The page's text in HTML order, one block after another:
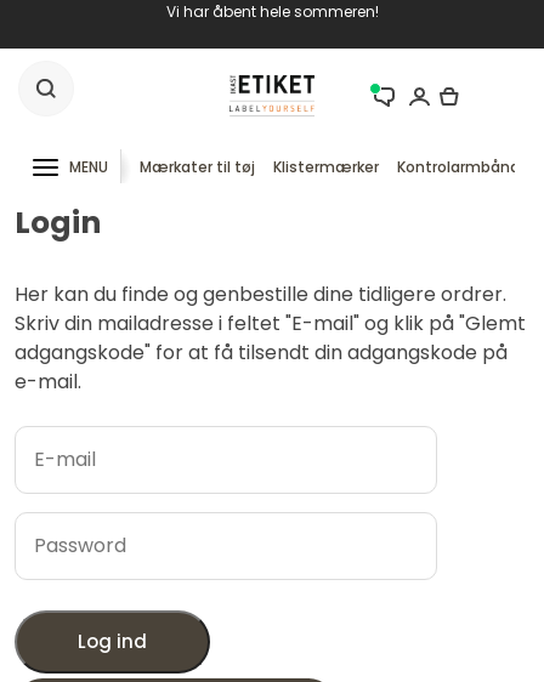
Vi har åbent hele sommeren!
MENU Mærkater til tøj Klistermærker Kontrolarmbånd
Login
Her kan du finde og genbestille dine tidligere ordrer.
Skriv din mailadresse i feltet "E-mail" og klik på "Glemt
adgangskode" for at få tilsendt din adgangskode på
e-mail.
Log ind